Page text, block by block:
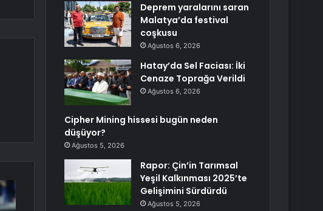
Deprem yaralarını saran
Malatya’da festival
coşkusu
Ağustos 6, 2026
Hatay’da Sel Faciası: İki
Cenaze Toprağa Verildi
Ağustos 6, 2026
Cipher Mining hissesi bugün neden
düşüyor?
Ağustos 5, 2026
Rapor: Çin’in Tarımsal
Yeşil Kalkınması 2025’te
Gelişimini Sürdürdü
Ağustos 5, 2026